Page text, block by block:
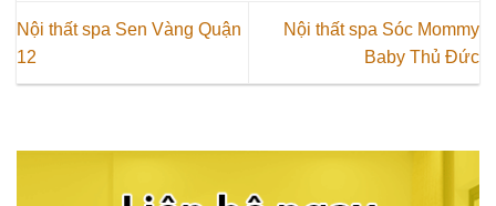
Nội thất spa Sen Vàng Quận
12
Nội thất spa Sóc Mommy
Baby Thủ Đức